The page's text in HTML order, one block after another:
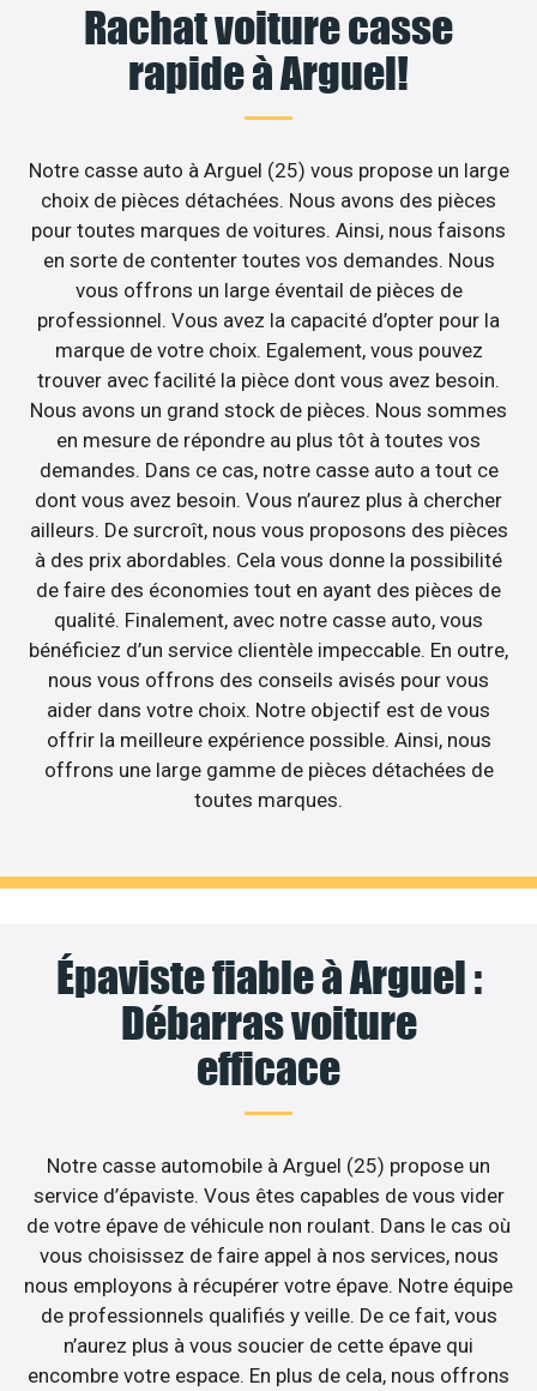
Rachat voiture casse
rapide à Arguel!
Notre casse auto à Arguel (25) vous propose un large
choix de pièces détachées. Nous avons des pièces
pour toutes marques de voitures. Ainsi, nous faisons
en sorte de contenter toutes vos demandes. Nous
vous offrons un large éventail de pièces de
professionnel. Vous avez la capacité d’opter pour la
marque de votre choix. Egalement, vous pouvez
trouver avec facilité la pièce dont vous avez besoin.
Nous avons un grand stock de pièces. Nous sommes
en mesure de répondre au plus tôt à toutes vos
demandes. Dans ce cas, notre casse auto a tout ce
dont vous avez besoin. Vous n’aurez plus à chercher
ailleurs. De surcroît, nous vous proposons des pièces
à des prix abordables. Cela vous donne la possibilité
de faire des économies tout en ayant des pièces de
qualité. Finalement, avec notre casse auto, vous
bénéficiez d’un service clientèle impeccable. En outre,
nous vous offrons des conseils avisés pour vous
aider dans votre choix. Notre objectif est de vous
offrir la meilleure expérience possible. Ainsi, nous
offrons une large gamme de pièces détachées de
toutes marques.
Épaviste fiable à Arguel :
Débarras voiture
efficace
Notre casse automobile à Arguel (25) propose un
service d’épaviste. Vous êtes capables de vous vider
de votre épave de véhicule non roulant. Dans le cas où
vous choisissez de faire appel à nos services, nous
nous employons à récupérer votre épave. Notre équipe
de professionnels qualifiés y veille. De ce fait, vous
n’aurez plus à vous soucier de cette épave qui
encombre votre espace. En plus de cela, nous offrons